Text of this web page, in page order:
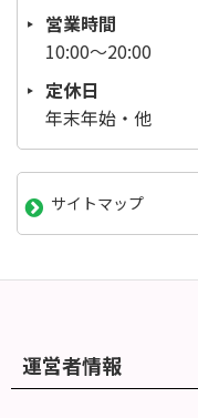
営業時間
10:00～20:00
定休日
年末年始・他
サイトマップ
運営者情報